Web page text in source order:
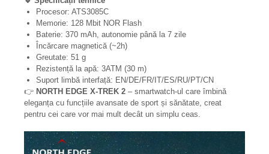
Procesor: ATS3085C
Memorie: 128 Mbit NOR Flash
Baterie: 370 mAh, autonomie până la 7 zile
Încărcare magnetică (~2h)
Greutate: 51 g
Rezistență la apă: 3ATM (30 m)
Suport limbă interfață: EN/DE/FR/IT/ES/RU/PT/CN
👉 NORTH EDGE X-TREK 2 – smartwatch-ul care îmbină
eleganța cu funcțiile avansate de sport și sănătate, creat
pentru cei care vor mai mult decât un simplu ceas.